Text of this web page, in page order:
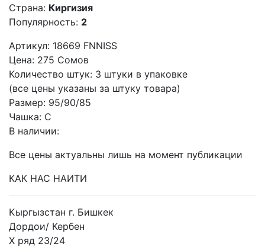
Страна: Киргизия
Популярность: 2
Артикул: 18669 FNNISS
Цена: 275 Сомов
Количество штук: 3 штуки в упаковке
(все цены указаны за штуку товара)
Размер: 95/90/85
Чашка: С
В наличии:
Все цены актуальны лишь на момент публикации
КАК НАС НАИТИ
Кыргызстан г. Бишкек
Дордои/ Кербен
X ряд 23/24